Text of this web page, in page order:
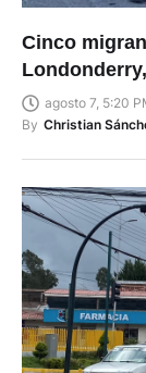
Cinco
agosto 7, 5:20
By Christian